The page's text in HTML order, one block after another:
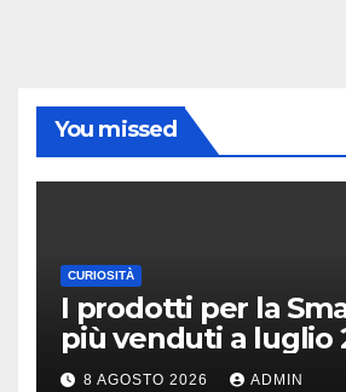
You missed
CURIOSITÀ
I prodotti per la
più venduti a luglio
8 AGOSTO 2026 ADMIN